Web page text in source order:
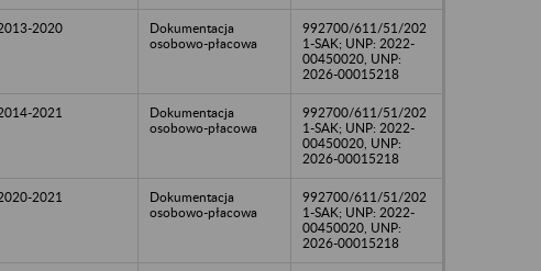
2020
Dokumentacja
osobowo-płacowa
992700/611/51/202
1-SAK; UNP: 2022-
00450020, UNP:
2026-00015218
2021
Dokumentacja
osobowo-płacowa
992700/611/51/202
1-SAK; UNP: 2022-
00450020, UNP:
2026-00015218
2021
Dokumentacja
osobowo-płacowa
992700/611/51/202
1-SAK; UNP: 2022-
00450020, UNP:
2026-00015218